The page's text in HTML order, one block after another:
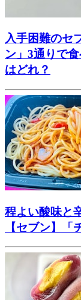
入手困難のセ
ン」3通りで
はどれ？
程よい酸味と
【セブン】「